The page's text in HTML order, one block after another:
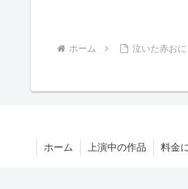
ホーム 泣いた赤おに
ホーム 上演中の作品 料金